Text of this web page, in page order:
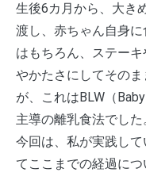
生後6カ月から、大き
渡し、赤ちゃん自身
はもちろん、ステー
やかたさにしてその
が、これはBLW（
主導の離乳食法でした
今回は、私が実践し
てここまでの経過につ